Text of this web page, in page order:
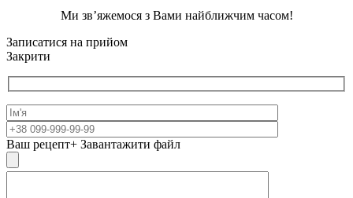
Ми зв’яжемося з Вами найближчим часом!
Записатися на прийом
Закрити
Ваш рецепт+ Завантажити файл